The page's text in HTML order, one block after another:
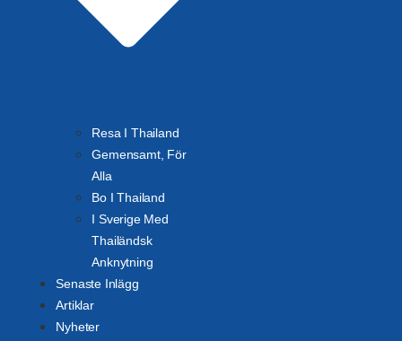
Resa I Thailand
Gemensamt, För
Alla
Bo I Thailand
I Sverige Med
Thailändsk
Anknytning
Senaste Inlägg
Artiklar
Nyheter